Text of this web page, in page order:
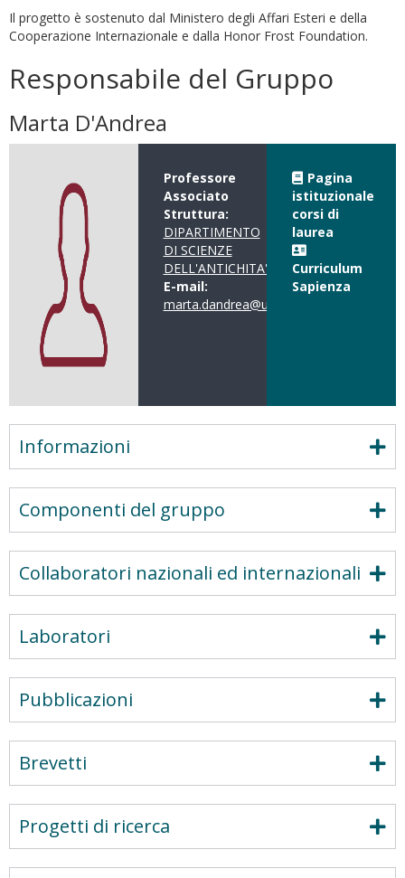
Il progetto è sostenuto dal Ministero degli Affari Esteri e della
Cooperazione Internazionale e dalla Honor Frost Foundation.
Responsabile del Gruppo
Marta D'Andrea
Professore
Associato
Struttura:
DIPARTIMENTO
DI SCIENZE
DELL'ANTICHITA'
E-mail:
marta.dandrea@uniroma1.it
Pagina
istituzionale
corsi di
laurea
Curriculum
Sapienza
Informazioni
Componenti del gruppo
Collaboratori nazionali ed internazionali
Laboratori
Pubblicazioni
Brevetti
Progetti di ricerca